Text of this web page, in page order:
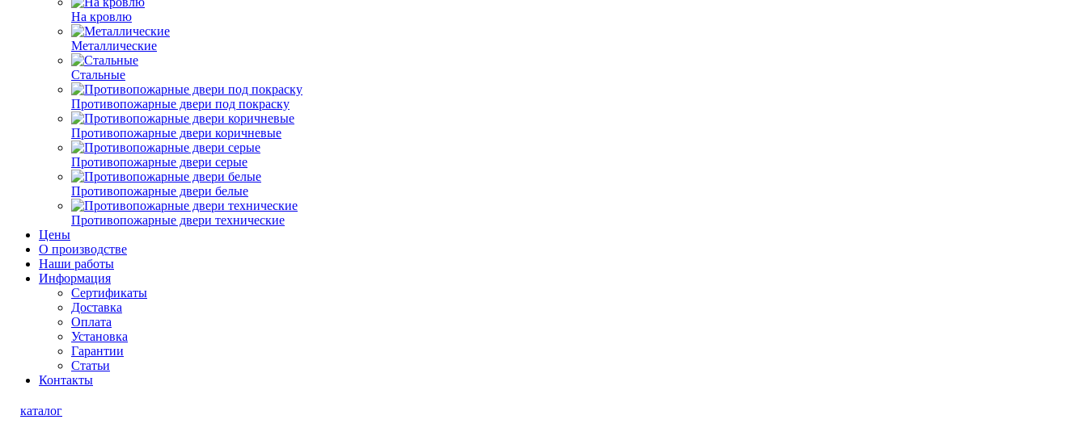
На кровлю
Металлические
Стальные
Противопожарные двери под покраску
Противопожарные двери коричневые
Противопожарные двери серые
Противопожарные двери белые
Противопожарные двери технические
Цены
О производстве
Наши работы
Информация
Сертификаты
Доставка
Оплата
Установка
Гарантии
Статьи
Контакты
каталог